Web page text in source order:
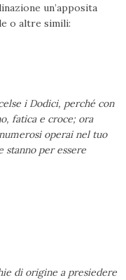
un’apposita
o altre simili:
i Dodici, perché con
fatica e croce; ora
operai nel tuo
stanno per essere
di origine a presiedere